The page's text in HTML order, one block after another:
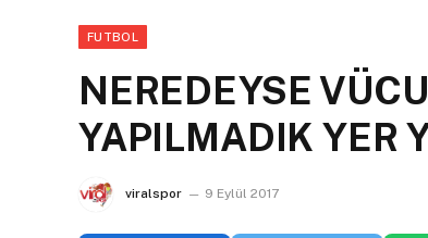
FUTBOL
NEREDEYSE
YAPILMADIK YER
viralspor 9 Eylül 2017